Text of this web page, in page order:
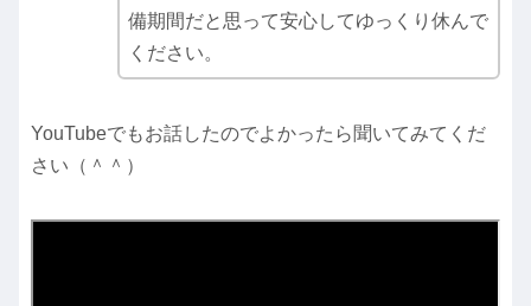
備期間だと思って安心してゆっくり休んで
ください。
YouTubeでもお話したのでよかったら聞いてみてくだ
さい（＾＾）